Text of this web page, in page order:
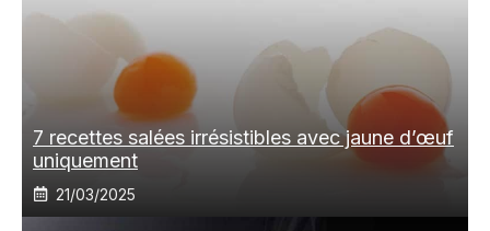
7 recettes salées irrésistibles avec jaune d’œuf
uniquement
21/03/2025